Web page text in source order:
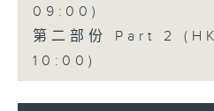
09:00)
第二部份 Part 2
10:00)